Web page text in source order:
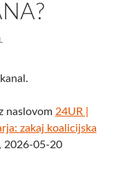
naslovom 24UR |
zakaj koalicijska
2026-05-20